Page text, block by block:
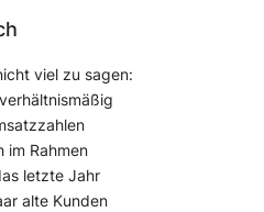
viel zu sagen:
im Rahmen
letzte Jahr
alte Kunden